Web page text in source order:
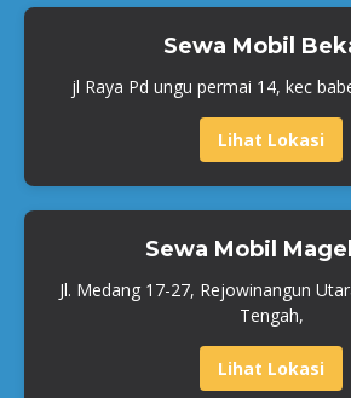
Sewa Mobil
jl Raya Pd ungu permai 14, kec
Lihat Lokasi
Sewa Mobil
Jl. Medang 17-27, Rejowinangun
Tengah,
Lihat Lokasi